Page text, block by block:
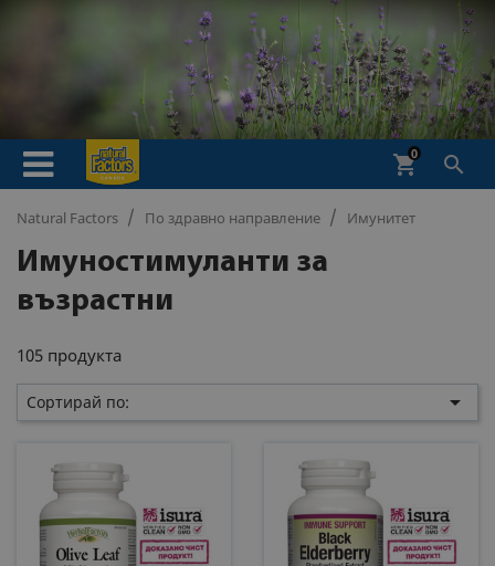

shopping_cart
0
Natural Factors По здравно направление Имунитет
Имуностимуланти за
възрастни
105 продукта
Сортирай по: 